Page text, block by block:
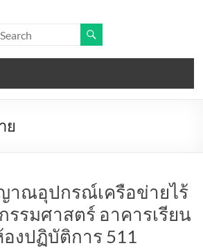
ย
ณอุปกรณ์เครือข่ายไร้
รมศาสตร์ อาคารเรียน
งปฏิบัติการ 511